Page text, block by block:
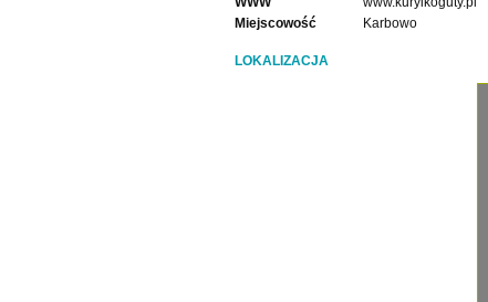
Miejscowość
Karbowo
LOKALIZACJA